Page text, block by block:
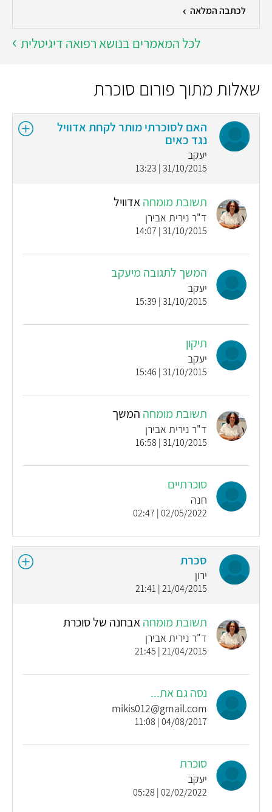
לכתבה המלאה
לכל המאמרים בנושא רפואה דיגיטלית
שאלות מתוך פורום סוכרת
האם לסוכרתי מותר לקחת אדוויל
נגד כאים
יעקב
31/10/2015 | 13:23
תשובת מומחהאדוויל
ד"ר נירית אבירן
31/10/2015 | 14:07
המשך לתגובה מיעקב
יעקב
31/10/2015 | 15:39
תיקון
יעקב
31/10/2015 | 15:46
תשובת מומחה המשך
ד"ר נירית אבירן
31/10/2015 | 16:58
סוכרתיים
חנה
02/05/2022 | 02:47
סכרת
ירון
21/04/2015 | 21:41
תשובת מומחהאבחנה של סוכרת
ד"ר נירית אבירן
21/04/2015 | 21:45
נסה גם את...
mikis012@gmail.com
04/08/2017 | 11:08
סוכרת
יעקב
02/02/2022 | 05:28